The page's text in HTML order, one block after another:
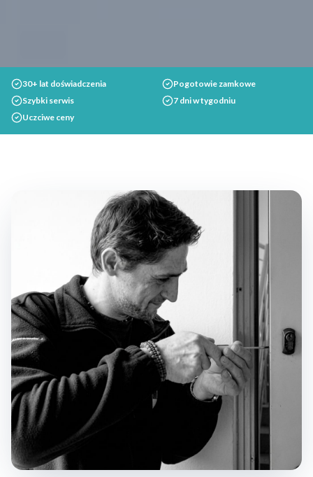
30+ lat doświadczenia
Pogotowie zamkowe
Szybki serwis
7 dni w tygodniu
Uczciwe ceny